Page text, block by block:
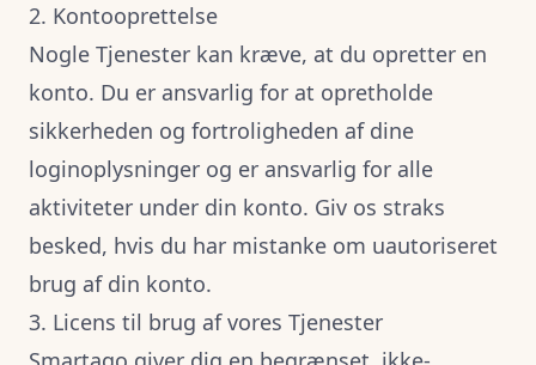
2. Kontooprettelse
Nogle Tjenester kan kræve, at du opretter en
konto. Du er ansvarlig for at opretholde
sikkerheden og fortroligheden af dine
loginoplysninger og er ansvarlig for alle
aktiviteter under din konto. Giv os straks
besked, hvis du har mistanke om uautoriseret
brug af din konto.
3. Licens til brug af vores Tjenester